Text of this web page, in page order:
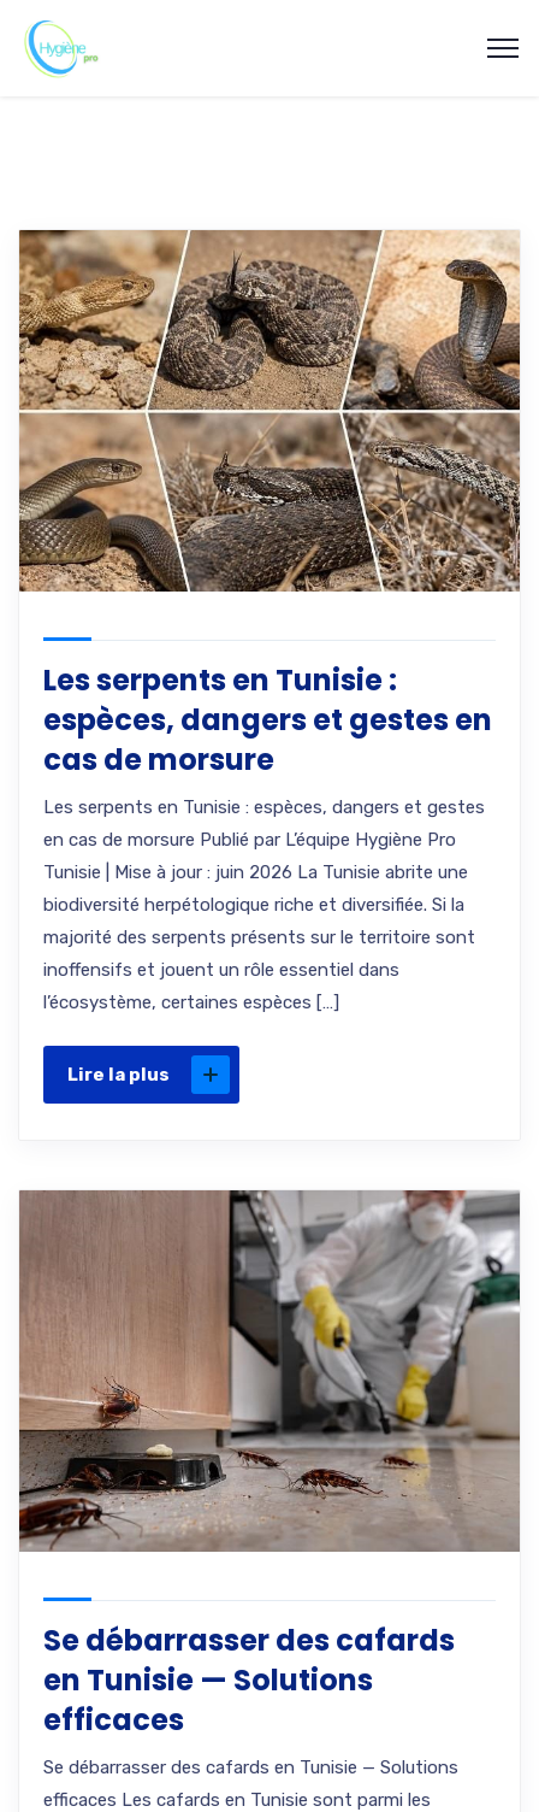
Les serpents en Tunisie :
espèces, dangers et gestes en
cas de morsure
Les serpents en Tunisie : espèces, dangers et gestes
en cas de morsure Publié par L’équipe Hygiène Pro
Tunisie | Mise à jour : juin 2026 La Tunisie abrite une
biodiversité herpétologique riche et diversifiée. Si la
majorité des serpents présents sur le territoire sont
inoffensifs et jouent un rôle essentiel dans
l’écosystème, certaines espèces […]
Lire la plus
Se débarrasser des cafards
en Tunisie — Solutions
efficaces
Se débarrasser des cafards en Tunisie — Solutions
efficaces Les cafards en Tunisie sont parmi les